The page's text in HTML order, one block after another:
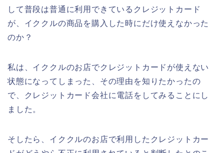
して普段は普通に利用できているクレジットカード
が、イククルの商品を購入した時にだけ使えなかった
のか？
私は、イククルのお店でクレジットカードが使えない
状態になってしまった、その理由を知りたかったの
で、クレジットカード会社に電話をしてみることにし
ました。
そしたら、イククルのお店で利用したクレジットカー